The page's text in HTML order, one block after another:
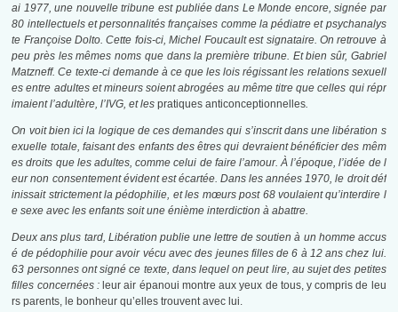
ai 1977, une nouvelle tribune est publiée dans Le Monde encore, signée par
80 intellectuels et personnalités françaises comme la pédiatre et psychanalys
te Françoise Dolto. Cette fois-ci, Michel Foucault est signataire. On retrouve à
peu près les mêmes noms que dans la première tribune. Et bien sûr, Gabriel
Matzneff. Ce texte-ci demande à ce que les lois régissant les relations sexuell
es entre adultes et mineurs soient abrogées au même titre que celles qui répr
imaient l’adultère, l’IVG, et lespratiques anticonceptionnelles.
On voit bien ici la logique de ces demandes qui s’inscrit dans une libération s
exuelle totale, faisant des enfants des êtres qui devraient bénéficier des mêm
es droits que les adultes, comme celui de faire l’amour. À l’époque, l’idée de l
eur non consentement évident est écartée. Dans les années 1970, le droit déf
inissait strictement la pédophilie, et les mœurs post 68 voulaient qu’interdire l
e sexe avec les enfants soit une énième interdiction à abattre.
Deux ans plus tard, Libération publie une lettre de soutien à un homme accus
é de pédophilie pour avoir vécu avec des jeunes filles de 6 à 12 ans chez lui.
63 personnes ont signé ce texte, dans lequel on peut lire, au sujet des petites
filles concernées : leur air épanoui montre aux yeux de tous, y compris de leu
rs parents, le bonheur qu’elles trouvent avec lui.